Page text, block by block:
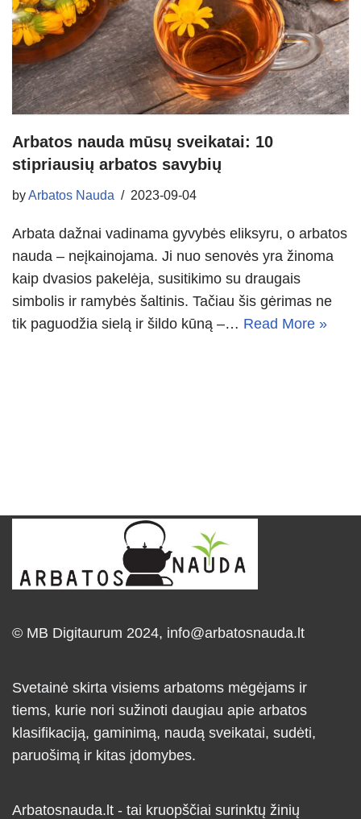
Arbatos nauda mūsų sveikatai: 10
stipriausių arbatos savybių
byArbatos Nauda 2023-09-04
Arbata dažnai vadinama gyvybės eliksyru, o arbatos
nauda – neįkainojama. Ji nuo senovės yra žinoma
kaip dvasios pakelėja, susitikimo su draugais
simbolis ir ramybės šaltinis. Tačiau šis gėrimas ne
tik paguodžia sielą ir šildo kūną –… Read More »
© MB Digitaurum 2024, info@arbatosnauda.lt
Svetainė skirta visiems arbatoms mėgėjams ir
tiems, kurie nori sužinoti daugiau apie arbatos
klasifikaciją, gaminimą, naudą sveikatai, sudėti,
paruošimą ir kitas įdomybes.
Arbatosnauda.lt - tai kruopščiai surinktų žinių